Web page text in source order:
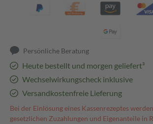
Persönliche Beratung
Heute bestellt und morgen geliefert³
Wechselwirkungscheck inklusive
Versandkostenfreie Lieferung
Bei der Einlösung eines Kassenrezeptes
gesetzlichen Zuzahlungen und Eigenanteile in